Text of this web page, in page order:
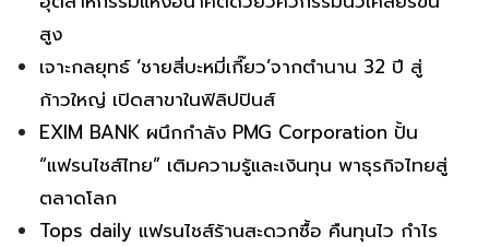
สูง
เจาะกลยุทธ์ ‘ชายสี่บะหมี่เกี๊ยว’จากตำนาน 32 ปี สู่
ก้าวใหญ่ เปิดสาขาในฟิลิปปินส์
EXIM BANK ผนึกกำลัง PMG Corporation ปั้น
“แฟรนไชส์ไทย” เติมความรู้และเงินทุน พาธุรกิจไทยสู่
ตลาดโลก
Tops daily แฟรนไชส์ร้านสะดวกซื้อ คืนทุนไว กำไร